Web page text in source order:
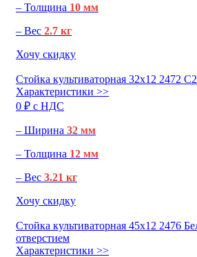
– Толщина 10 мм
– Вес 2.7 кг
Хочу скидку
Стойка культиваторная 32х12 2472
Характеристики >>
0 ₽ c НДС
– Ширина 32 мм
– Толщина 12 мм
– Вес 3.21 кг
Хочу скидку
Стойка культиваторная 45х12 2476
отверстием
Характеристики >>